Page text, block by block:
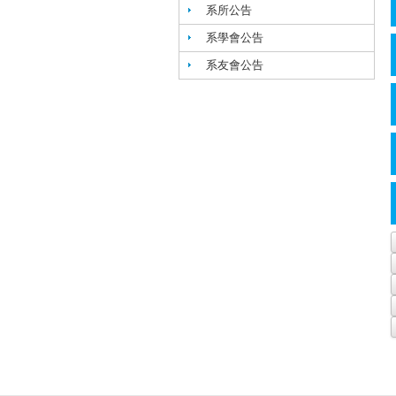
系所公告
系學會公告
系友會公告